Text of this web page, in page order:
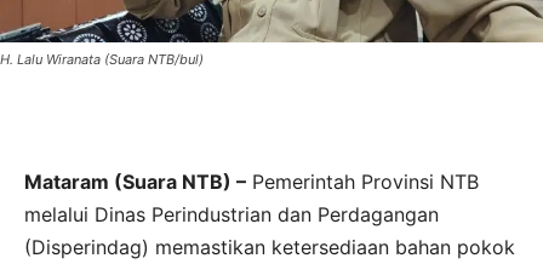
H. Lalu Wiranata (Suara NTB/bul)
Mataram (Suara NTB) – Pemerintah Provinsi NTB
melalui Dinas Perindustrian dan Perdagangan
(Disperindag) memastikan ketersediaan bahan pokok